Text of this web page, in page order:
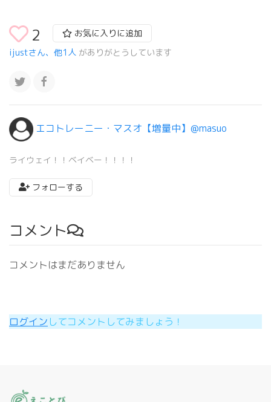
2
お気に入りに追加
ijustさん、他1人 がありがとうしています
エコトレーニー・マスオ【増量中】@masuo
ライウェイ！！ベイベー！！！！
フォローする
コメント
コメントはまだありません
ログインしてコメントしてみましょう！